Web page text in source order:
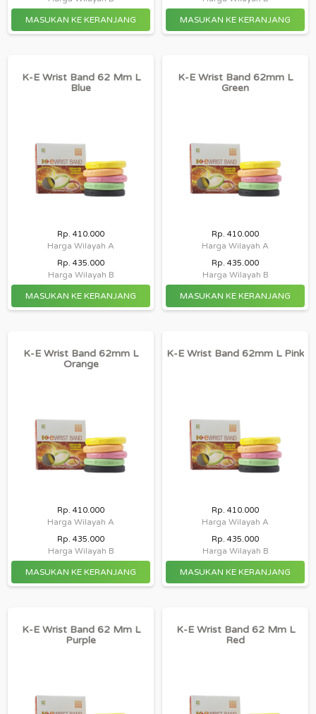
K-E Wrist Band 62 Mm L
Blue
Rp. 410.000
Harga Wilayah A
Rp. 435.000
Harga Wilayah B
K-E Wrist Band 62mm L
Green
Rp. 410.000
Harga Wilayah A
Rp. 435.000
Harga Wilayah B
K-E Wrist Band 62mm L
Orange
Rp. 410.000
Harga Wilayah A
Rp. 435.000
Harga Wilayah B
K-E Wrist Band 62mm L Pink
Rp. 410.000
Harga Wilayah A
Rp. 435.000
Harga Wilayah B
K-E Wrist Band 62 Mm L
Purple
K-E Wrist Band 62 Mm L
Red